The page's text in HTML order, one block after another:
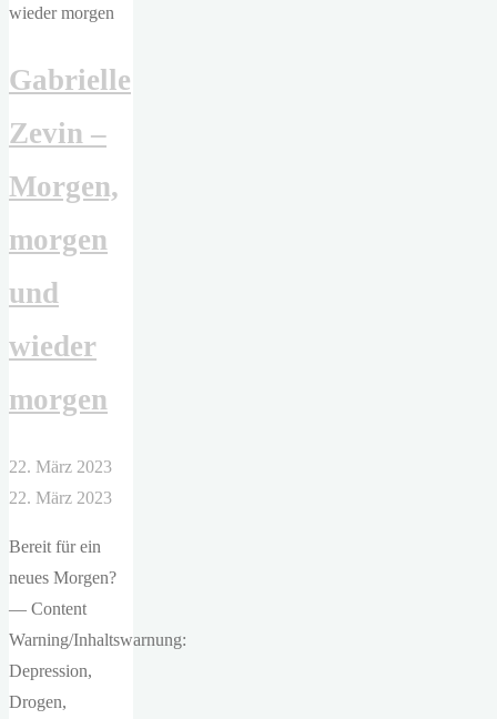
von
Gabrielle
Zevin –
Morgen,
morgen
und
wieder
morgen
22. März 2023
22. März 2023
Bereit für ein
neues Morgen?
— Content
Warning/Inhaltswarnung:
Depression,
Drogen,